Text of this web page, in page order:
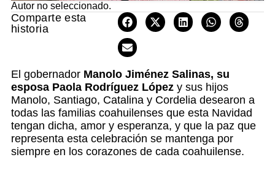
Autor no seleccionado.
Comparte esta
historia
El gobernador Manolo Jiménez Salinas, su
esposa Paola Rodríguez López y sus hijos
Manolo, Santiago, Catalina y Cordelia desearon a
todas las familias coahuilenses que esta Navidad
tengan dicha, amor y esperanza, y que la paz que
representa esta celebración se mantenga por
siempre en los corazones de cada coahuilense.